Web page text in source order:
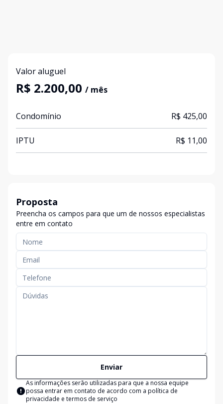
Valor aluguel
R$ 2.200,00 / mês
Condomínio R$ 425,00
IPTU R$ 11,00
Proposta
Preencha os campos para que um de nossos especialistas
entre em contato
Enviar
As informações serão utilizadas para que a nossa equipe
possa entrar em contato de acordo com a política de
privacidade e termos de serviço